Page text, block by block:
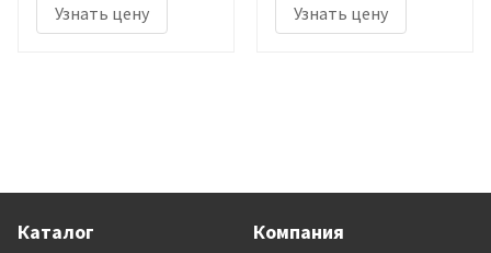
Узнать цену Узнать цену
Каталог Компания